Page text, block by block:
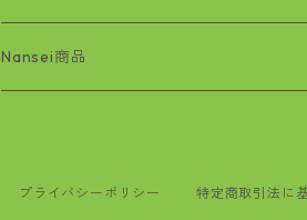
基地問題
マンガ
Nansei商品
プライバシーポリシー 特定商取引法に